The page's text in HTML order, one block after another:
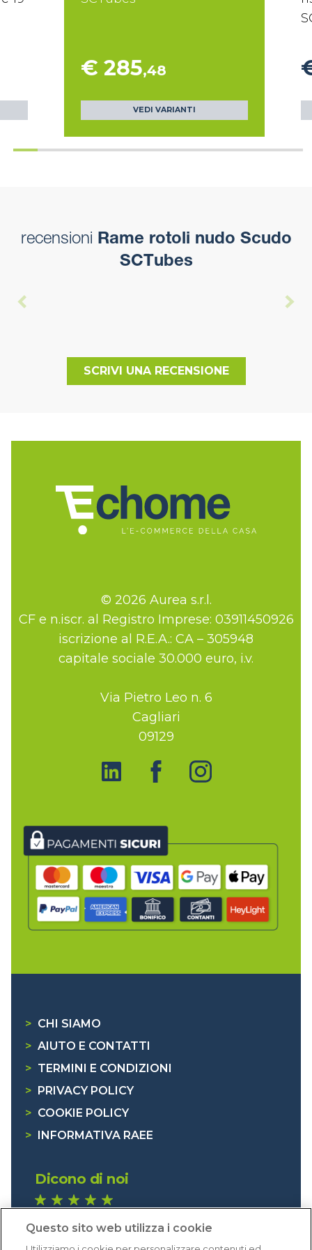
€ 285,48
VEDI VARIANTI
recensioni Rame rotoli nudo Scudo
SCTubes
SCRIVI UNA RECENSIONE
© 2026 Aurea s.r.l.
CF e n.iscr. al Registro Imprese: 03911450926
iscrizione al R.E.A.: CA – 305948
capitale sociale 30.000 euro, i.v.
Via Pietro Leo n. 6
Cagliari
09129
> CHI SIAMO
> AIUTO E CONTATTI
> TERMINI E CONDIZIONI
>
PRIVACY POLICY
> COOKIE POLICY
>
INFORMATIVA RAEE
Dicono di noi
Eccellente (4,8)
Questo sito web utilizza i cookie